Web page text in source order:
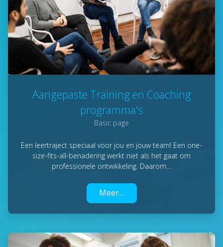
Aangepaste Training en Coaching
programma's
Basic page
Een leertraject speciaal voor jou en jouw team! Een one-
size-fits-all-benadering werkt niet als het gaat om
professionele ontwikkeling. Daarom…
Meer…